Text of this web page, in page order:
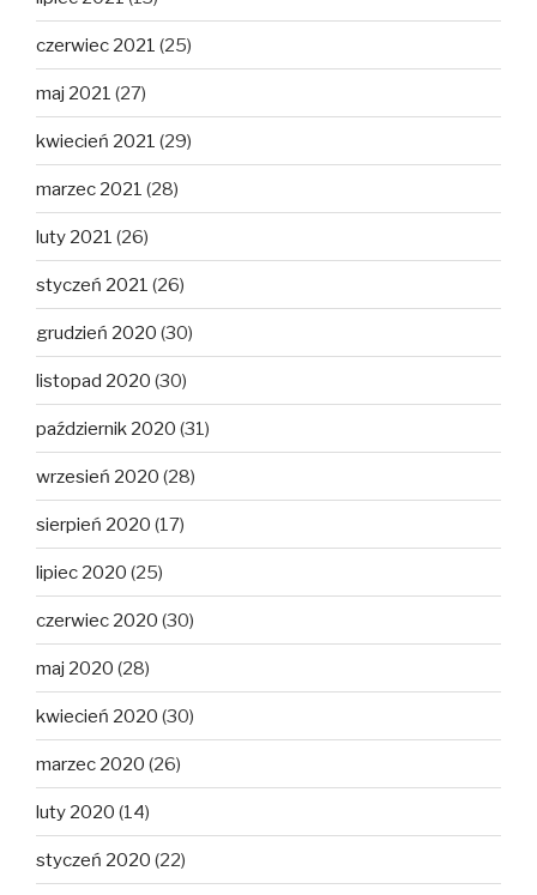
czerwiec 2021 (25)
maj 2021 (27)
kwiecień 2021 (29)
marzec 2021 (28)
luty 2021 (26)
styczeń 2021 (26)
grudzień 2020 (30)
listopad 2020 (30)
październik 2020 (31)
wrzesień 2020 (28)
sierpień 2020 (17)
lipiec 2020 (25)
czerwiec 2020 (30)
maj 2020 (28)
kwiecień 2020 (30)
marzec 2020 (26)
luty 2020 (14)
styczeń 2020 (22)